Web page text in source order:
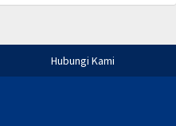
Hubungi Kami